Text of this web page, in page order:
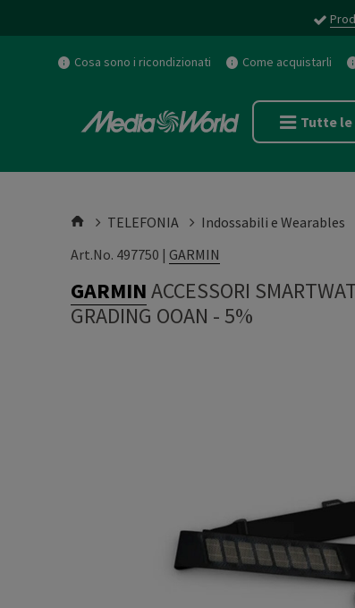
Cosa sono i ricondizionati Come acquistarli
Tutte
TELEFONIA Indossabili e Wearables
Art.No. 497750 | GARMIN
GARMINACCESSORI
GRADING OOAN - 5%